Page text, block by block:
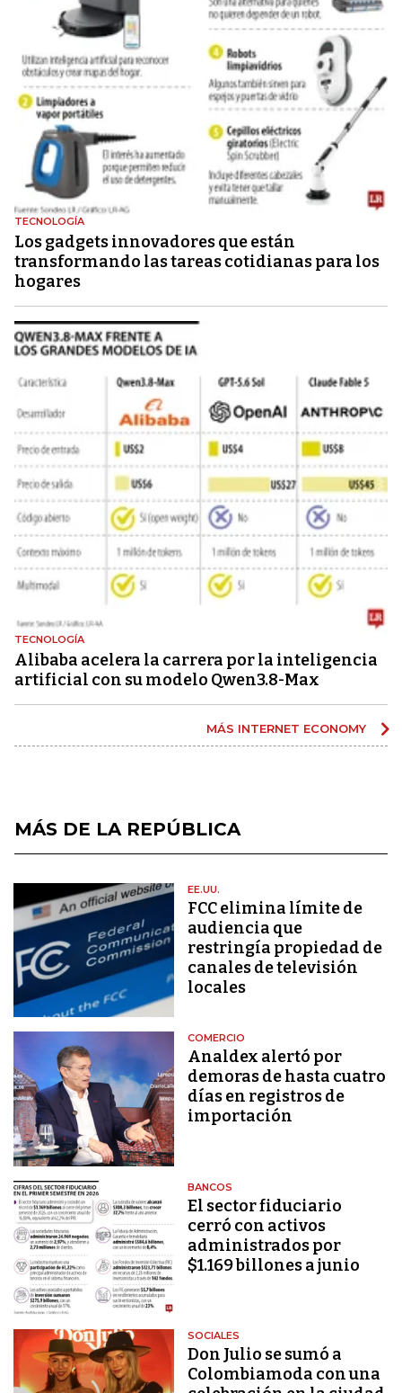
TECNOLOGÍA
Los gadgets innovadores que están
transformando las tareas cotidianas para los
hogares
TECNOLOGÍA
Alibaba acelera la carrera por la inteligencia
artificial con su modelo Qwen3.8-Max
MÁS INTERNET ECONOMY
MÁS DE LA REPÚBLICA
EE.UU.
FCC elimina límite de
audiencia que
restringía propiedad de
canales de televisión
locales
COMERCIO
Analdex alertó por
demoras de hasta cuatro
días en registros de
importación
BANCOS
El sector fiduciario
cerró con activos
administrados por
$1.169 billones a junio
SOCIALES
Don Julio se sumó a
Colombiamoda con una